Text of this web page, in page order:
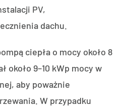
PV,
dachu.
ciepła o mocy około 8
około 9–10 kWp mocy w
aby poważnie
W przypadku